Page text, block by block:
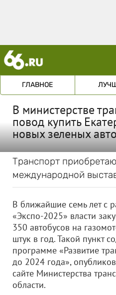
ГЛАВНОЕ
В министерстве
повод купить
новых зеленых
Транспорт
международной
В ближайшие семь лет с
«Экспо-2025» власти
350 автобусов на
штук в год. Такой пункт
программе «Развитие
до 2024 года»,
сайте Министерства
области.